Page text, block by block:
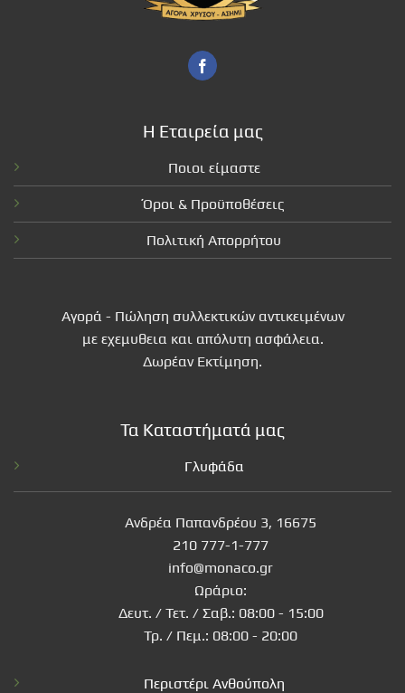
Η Εταιρεία μας
Ποιοι είμαστε
Όροι & Προϋποθέσεις
Πολιτική Απορρήτου
Αγορά - Πώληση συλλεκτικών αντικειμένων
με εχεμυθεια και απόλυτη ασφάλεια.
Δωρέαν Εκτίμηση.
Τα Καταστήματά μας
Γλυφάδα
Ανδρέα Παπανδρέου 3, 16675
210 777-1-777
info@monaco.gr
Ωράριο:
Δευτ. / Τετ. / Σαβ.: 08:00 - 15:00
Τρ. / Πεμ.: 08:00 - 20:00
Περιστέρι Ανθούπολη